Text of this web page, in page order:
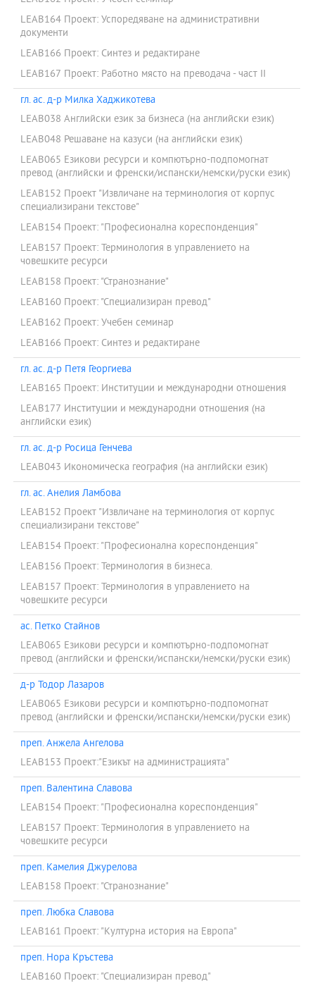
LEAB164 Проект: Успоредяване на административни
документи
LEAB166 Проект: Синтез и редактиране
LEAB167 Проект: Работно място на преводача - част II
гл. ас. д-р Милка Хаджикотева
LEAB038 Английски език за бизнеса (на английски език)
LEAB048 Решаване на казуси (на английски език)
LEAB065 Езикови ресурси и компютърно-подпомогнат
превод (английски и френски/испански/немски/руски език)
LEAB152 Проект "Извличане на терминология от корпус
специализирани текстове"
LEAB154 Проект: "Професионална кореспонденция"
LEAB157 Проект: Терминология в управлението на
човешките ресурси
LEAB158 Проект: "Странознание"
LEAB160 Проект: "Специализиран превод"
LEAB162 Проект: Учебен семинар
LEAB166 Проект: Синтез и редактиране
гл. ас. д-р Петя Георгиева
LEAB165 Проект: Институции и международни отношения
LEAB177 Институции и международни отношения (на
английски език)
гл. ас. д-р Росица Генчева
LEAB043 Икономическа география (на английски език)
гл. ас. Анелия Ламбова
LEAB152 Проект "Извличане на терминология от корпус
специализирани текстове"
LEAB154 Проект: "Професионална кореспонденция"
LEAB156 Проект: Терминология в бизнеса.
LEAB157 Проект: Терминология в управлението на
човешките ресурси
ас. Петко Стайнов
LEAB065 Езикови ресурси и компютърно-подпомогнат
превод (английски и френски/испански/немски/руски език)
д-р Тодор Лазаров
LEAB065 Езикови ресурси и компютърно-подпомогнат
превод (английски и френски/испански/немски/руски език)
преп. Анжела Ангелова
LEAB153 Проект:"Езикът на администрацията"
преп. Валентина Славова
LEAB154 Проект: "Професионална кореспонденция"
LEAB157 Проект: Терминология в управлението на
човешките ресурси
преп. Камелия Джурелова
LEAB158 Проект: "Странознание"
преп. Любка Славова
LEAB161 Проект: "Културна история на Европа"
преп. Нора Кръстева
LEAB160 Проект: "Специализиран превод"